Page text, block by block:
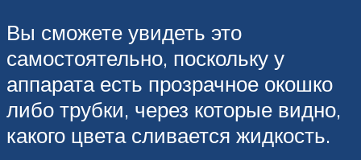
Вы сможете увидеть это
самостоятельно, поскольку у
аппарата есть прозрачное окошко
либо трубки, через которые видно,
какого цвета сливается жидкость.